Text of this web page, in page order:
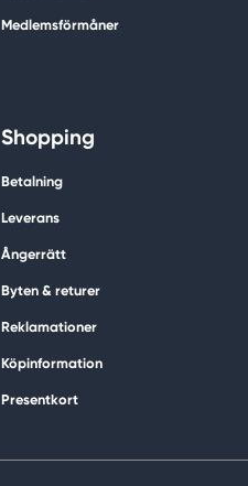
Medlemsförmåner
Shopping
Betalning
Leverans
Ångerrätt
Byten & returer
Reklamationer
Köpinformation
Presentkort